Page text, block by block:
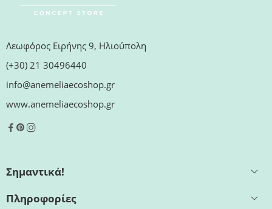
Λεωφόρος Ειρήνης 9, Ηλιούπολη
(+30) 21 30496440
info@anemeliaecoshop.gr
www.anemeliaecoshop.gr
Σημαντικά!
Πληροφορίες